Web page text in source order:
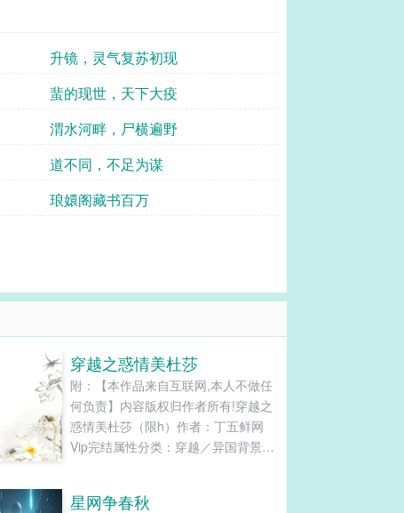
升镜，灵气复苏初现
蜚的现世，天下大疫
渭水河畔，尸横遍野
道不同，不足为谋
琅嬛阁藏书百万
穿越之惑情美杜莎
附：【本作品来自互联网,本人不做任
何负责】内容版权归作者所有!穿越之
惑情美杜莎（限h）作者：丁五鲜网
Vip完结属性分类：穿越／异国背景／
却做了三百年魔兽，你还会坚持自己
星网争春秋